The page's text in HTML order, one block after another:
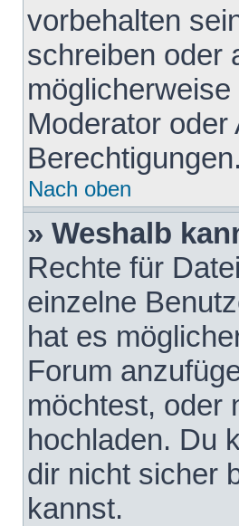
vorbehalten
schreiben oder
Moderator
Berechtigungen.
Nach oben
» Weshalb
Rechte für
einzelne
hat es
Forum
möchtest, oder
hochladen. Du
dir nicht sicher
kannst.